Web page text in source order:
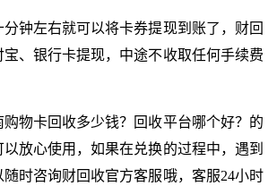
钟左右就可以将卡券提现到账了，财回
、银行卡提现，中途不收取任何手续费
物卡回收多少钱？回收平台哪个好？的
放心使用，如果在兑换的过程中，遇到
时咨询财回收官方客服哦，客服24小时